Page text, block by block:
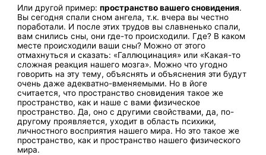
Или другой пример:пространство вашего сновидения.
Вы сегодня спали сном ангела, т.к. вчера вы честно
поработали. И после этих трудов вы славненько спали,
вам снились сны, они где-то происходили. Где? В каком
месте происходили ваши сны? Можно от этого
отмахнуться и сказать: «Галлюцинация» или «Какая-то
сложная реакция нашего мозга». Можно что угодно
говорить на эту тему, объяснять и объяснения эти будут
очень даже адекватно-вменяемыми. Но в йоге
считается, что пространство сновидения такое же
пространство, как и наше с вами физическое
пространство. Да, оно с другими свойствами, да, по-
другому проявляется, уходит в область психики,
личностного восприятия нашего мира. Но это такое же
пространство, как и пространство нашего физического
мира.